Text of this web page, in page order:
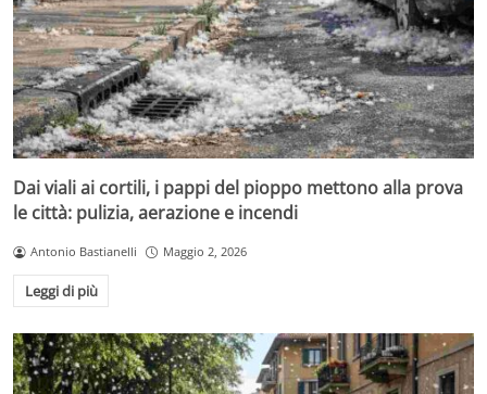
Dai viali ai cortili, i pappi del pioppo mettono alla prova
le città: pulizia, aerazione e incendi
Antonio Bastianelli Maggio 2, 2026
Leggi di più